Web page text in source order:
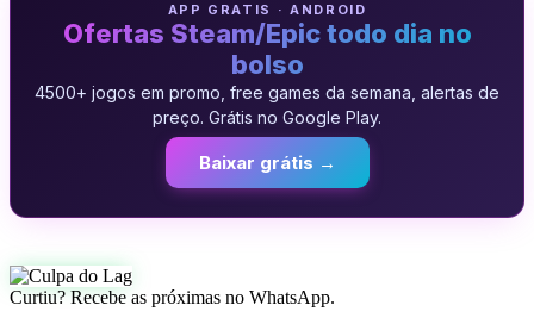
APP GRATIS · ANDROID
Ofertas Steam/Epic todo dia no
bolso
4500+ jogos em promo, free games da semana, alertas de
preço. Grátis no Google Play.
Baixar grátis →
Curtiu? Recebe as próximas no WhatsApp.